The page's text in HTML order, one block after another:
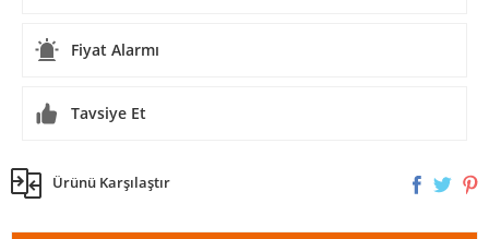
Fiyat Alarmı
Tavsiye Et
Ürünü Karşılaştır